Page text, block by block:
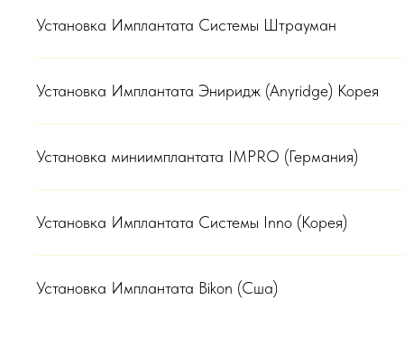
Установка Имплантата Системы Штрауман
Установка Имплантата Эниридж (Anyridge) Корея
Установка миниимплантата IMPRO (Германия)
Установка Имплантата Системы Inno (Корея)
Установка Имплантата Bikon (Сша)